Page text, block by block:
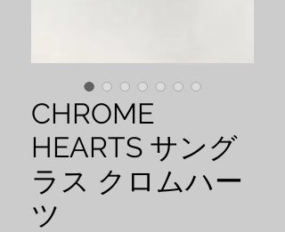
CHROME
HEARTS サング
ラス クロムハー
ツ